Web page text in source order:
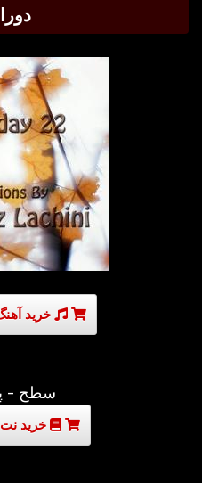
خرید آهنگ ۱۵۰۰۰ تومان
سطح -
خرید نت ۳۰۰۰۰ تومان